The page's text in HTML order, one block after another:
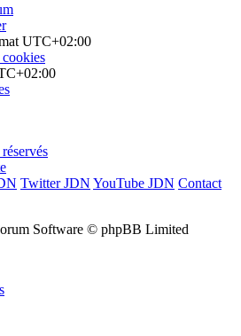
UTC+02:00
Twitter JDN YouTube JDN Contact
Software © phpBB Limited